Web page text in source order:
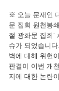
※ 오늘 문재인
문 집회 원천봉
절 광화문 집회’
슈가 되었습니
벽에 대해 위헌
판결이 이번 개